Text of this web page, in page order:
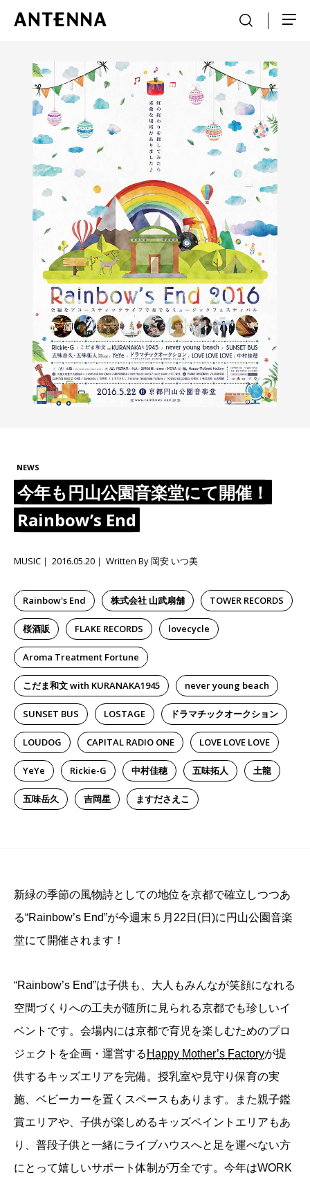
NEWS
今年も円山公園音楽堂にて開催！
Rainbow’s End
Rainbow's End 株式会社 山武扇舗 TOWER RECORDS
桜酒販 FLAKE RECORDS lovecycle
Aroma Treatment Fortune
こだま和文 with KURANAKA1945 never young beach
SUNSET BUS LOSTAGE ドラマチックオークション
LOUDOG CAPITAL RADIO ONE LOVE LOVE LOVE
YeYe Rickie-G 中村佳穂 五味拓人 土龍
五味岳久 吉岡星 ますださえこ
MUSIC 2016.05.20 Written By 岡安 いつ美
新緑の季節の風物詩としての地位を京都で確立しつつあ
る“Rainbow’s End”が今週末５月22日(日)に円山公園音楽
堂にて開催されます！
“Rainbow’s End”は子供も、大人もみんなが笑顔になれる
空間づくりへの工夫が随所に見られる京都でも珍しいイ
ベントです。会場内には京都で育児を楽しむためのプロ
ジェクトを企画・運営する Happy Mother’s Factoryが提
供するキッズエリアを完備。授乳室や見守り保育の実
施、ベビーカーを置くスペースもあります。また親子鑑
賞エリアや、子供が楽しめるキッズペイントエリアもあ
り、普段子供と一緒にライブハウスへと足を運べない方
にとって嬉しいサポート体制が万全です。今年はWORK